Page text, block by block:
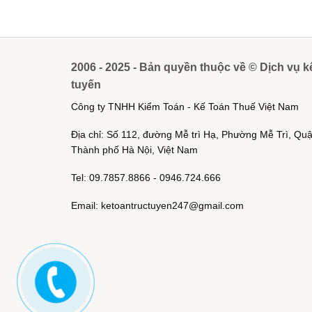
2006 - 2025 - Bản quyền thuộc về © Dịch vụ
tuyến
Công ty TNHH Kiểm Toán - Kế Toán Thuế Việt Nam
Địa chỉ: Số 112, đường Mễ trì Hạ, Phường Mễ Trì,
Thành phố Hà Nội, Việt Nam
Tel: 09.7857.8866 - 0946.724.666
Email: ketoantructuyen247@gmail.com